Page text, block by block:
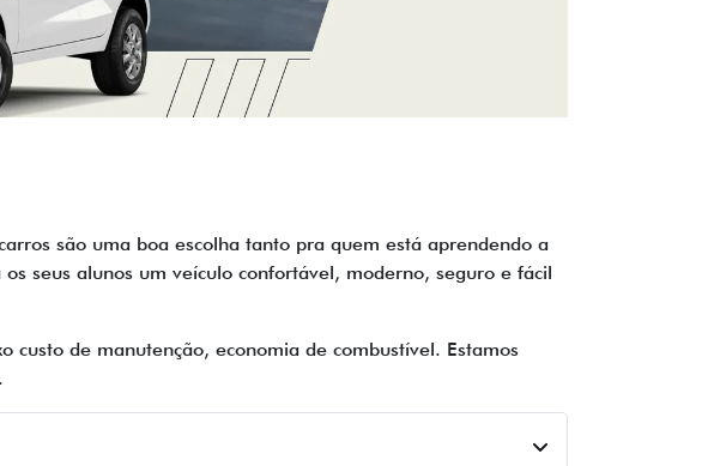
são uma boa escolha tanto pra quem está aprendendo a
seus alunos um veículo confortável, moderno, seguro e fácil
custo de manutenção, economia de combustível. Estamos